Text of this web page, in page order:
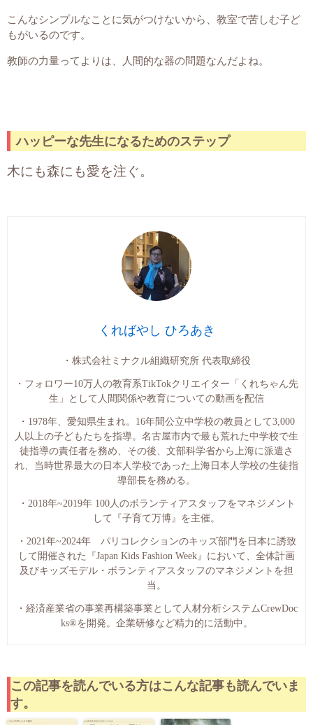
こんなシンプルなことに気がつけないから、教室で苦しむ子ど
もがいるのです。
教師の力量ってよりは、人間的な器の問題なんだよね。
ハッピーな先生になるためのステップ
木にも森にも愛を注ぐ。
くればやし ひろあき
・株式会社ミナクル組織研究所 代表取締役
・フォロワー10万人の教育系TikTokクリエイター「くれちゃん先
生」として人間関係や教育についての動画を配信
・1978年、愛知県生まれ。16年間公立中学校の教員として3,000
人以上の子どもたちを指導。名古屋市内で最も荒れた中学校で生
徒指導の責任者を務め、その後、文部科学省から上海に派遣さ
れ、当時世界最大の日本人学校であった上海日本人学校の生徒指
導部長を務める。
・2018年~2019年 100人のボランティアスタッフをマネジメント
して『子育て万博』を主催。
・2021年~2024年 パリコレクションのキッズ部門を日本に誘致
して開催された『Japan Kids Fashion Week』において、全体計画
及びキッズモデル・ボランティアスタッフのマネジメントを担
当。
・経済産業省の事業再構築事業として人材分析システムCrewDoc
ks®︎を開発。企業研修など精力的に活動中。
この記事を読んでいる方はこんな記事も読んでいま
す。